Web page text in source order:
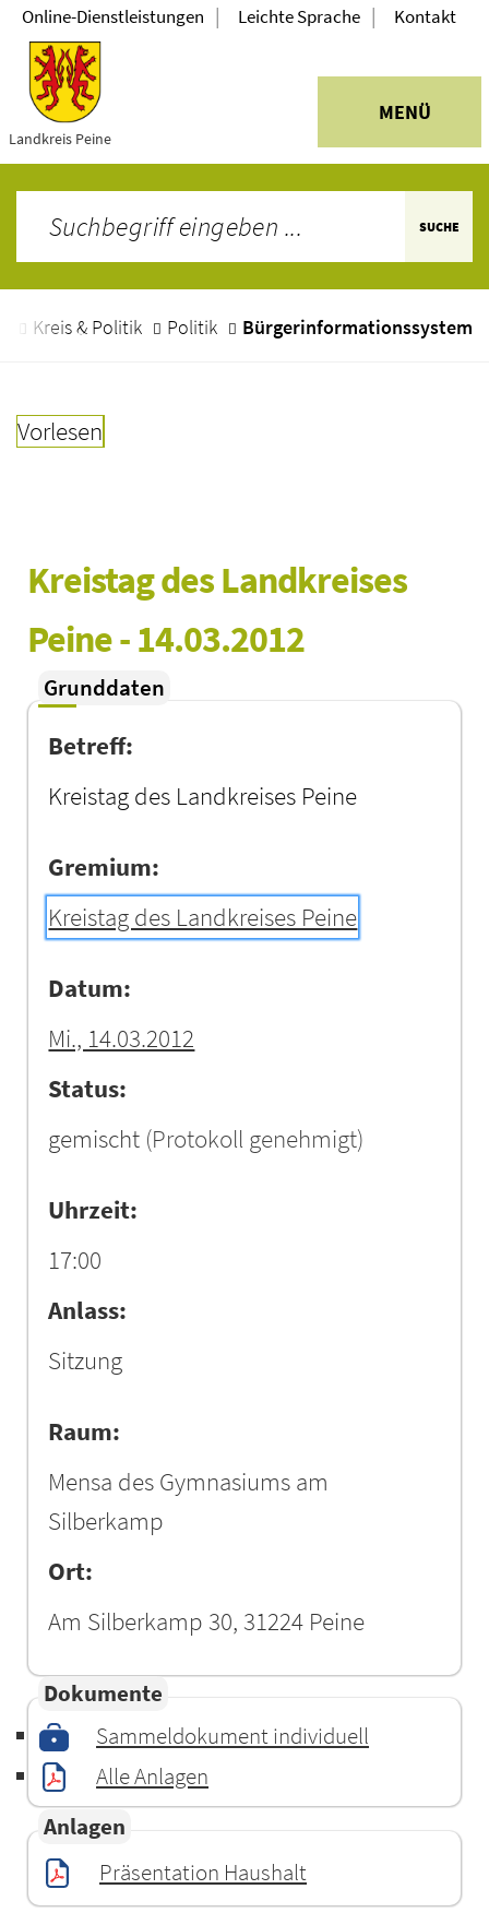
Landkreis Peine
MENÜ
Online-Dienstleistungen | Leichte Sprache | Kontakt
SUCHE
Kreis & Politik Politik Bürgerinformationssystem
Vorlesen
Kreistag des Landkreises
Peine - 14.03.2012
Grunddaten
Betreff:
Kreistag des Landkreises Peine
Gremium:
Kreistag des Landkreises Peine
Datum:
Mi., 14.03.2012
Status:
gemischt (Protokoll genehmigt)
Uhrzeit:
17:00
Anlass:
Sitzung
Raum:
Mensa des Gymnasiums am
Silberkamp
Ort:
Am Silberkamp 30, 31224 Peine
Dokumente
Sammeldokument individuell
Alle Anlagen
Anlagen
Präsentation Haushalt